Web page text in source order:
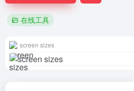
在线工具
screen sizes